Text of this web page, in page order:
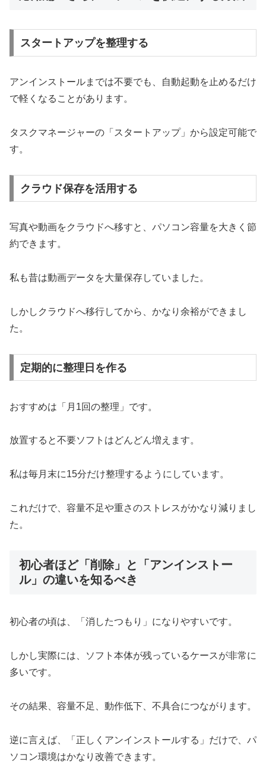
スタートアップを整理する
アンインストールまでは不要でも、自動起動を止めるだけ
で軽くなることがあります。
タスクマネージャーの「スタートアップ」から設定可能で
す。
クラウド保存を活用する
写真や動画をクラウドへ移すと、パソコン容量を大きく節
約できます。
私も昔は動画データを大量保存していました。
しかしクラウドへ移行してから、かなり余裕ができまし
た。
定期的に整理日を作る
おすすめは「月1回の整理」です。
放置すると不要ソフトはどんどん増えます。
私は毎月末に15分だけ整理するようにしています。
これだけで、容量不足や重さのストレスがかなり減りまし
た。
初心者ほど「削除」と「アンインストー
ル」の違いを知るべき
初心者の頃は、「消したつもり」になりやすいです。
しかし実際には、ソフト本体が残っているケースが非常に
多いです。
その結果、容量不足、動作低下、不具合につながります。
逆に言えば、「正しくアンインストールする」だけで、パ
ソコン環境はかなり改善できます。